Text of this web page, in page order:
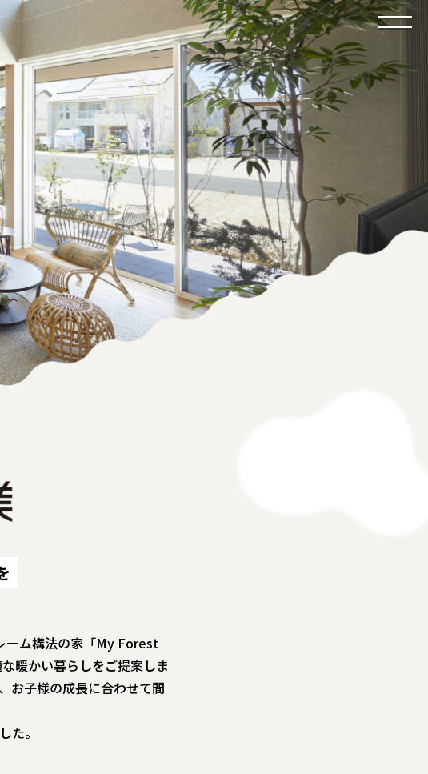
ーム構法の家「My Forest
暖かい暮らしをご提案しま
お子様の成長に合わせて間
た。